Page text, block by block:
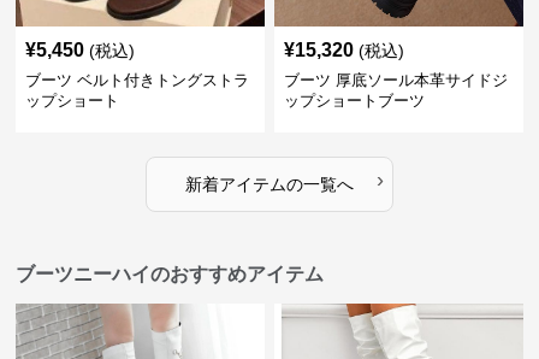
¥5,450 (税込)
ブーツ ベルト付きトングストラ
ップショート
¥15,320 (税込)
ブーツ 厚底ソール本革サイドジ
ップショートブーツ
新着アイテムの一覧へ ›
ブーツニーハイのおすすめアイテム